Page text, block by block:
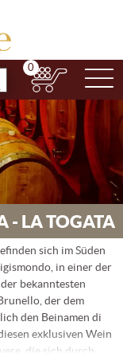
0
- LA TOGATA
sich im Süden
in einer der
bekanntesten
der dem
den Beinamen di
exklusiven Wein
die sich durch